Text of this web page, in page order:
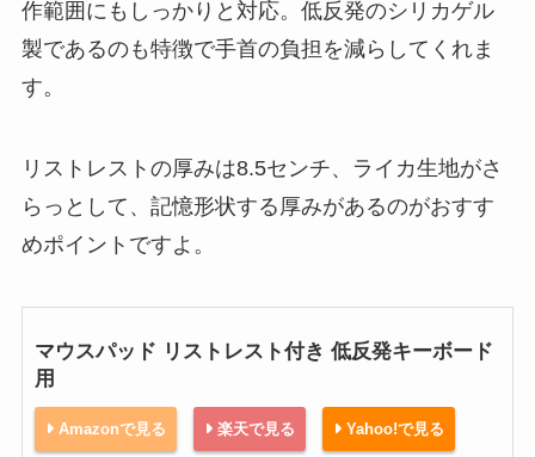
作範囲にもしっかりと対応。低反発のシリカゲル
製であるのも特徴で手首の負担を減らしてくれま
す。
リストレストの厚みは8.5センチ、ライカ生地がさ
らっとして、記憶形状する厚みがあるのがおすす
めポイントですよ。
マウスパッド リストレスト付き 低反発キーボード
用
Amazonで見る 楽天で見る Yahoo!で見る